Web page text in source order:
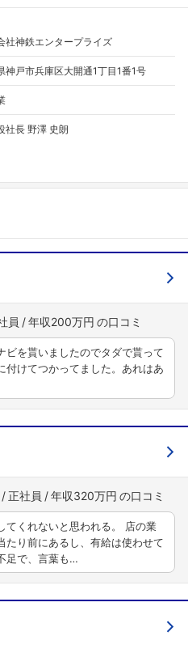
社神鉄エンタープライズ
神戸市兵庫区大開通1丁目1番1号
社長 野澤 史朗
員 年収200万円
ビを貰いましたのでタダで貰って
付けてつかってました。あれはあ
正社員 年収320万円
てくれないと思われる。 店の業
たり前にあるし、有給は使わせて
足で、言葉も…